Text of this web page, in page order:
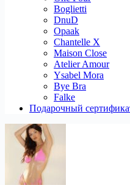
Boglietti
DnuD
Opaak
Chantelle X
Maison Close
Atelier Amour
Ysabel Mora
Bye Bra
Falke
Подарочный